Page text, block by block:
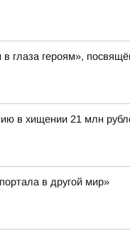
глаза героям»,
в хищении 21 млн
в другой мир»